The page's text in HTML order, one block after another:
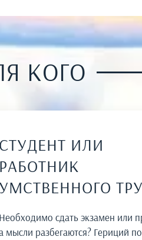
КОГО
СТУДЕНТ ИЛИ
РАБОТНИК
УМСТВЕННОГО
Необходимо сдать экзамен или
мысли разбегаются? Гериций